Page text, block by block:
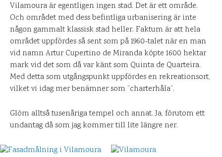
Vilamoura är egentligen ingen stad. Det är ett område.
Och området med dess befintliga urbanisering är inte
någon gammalt klassisk stad heller. Faktum är att hela
området uppfördes så sent som på 1960-talet när en man
vid namn Artur Cupertino de Miranda köpte 1600 hektar
mark vid det som då var känt som Quinta de Quarteira.
Med detta som utgångspunkt uppfördes en rekreationsort,
vilket vi idag mer benämner som ”charterhåla”.
Glöm alltså tusenåriga tempel och annat. Ja, förutom ett
undantag då som jag kommer till lite längre ner.